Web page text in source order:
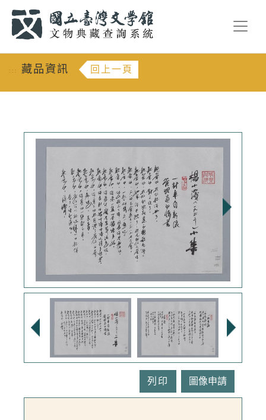
::: 藏品資訊 回上一頁
列印